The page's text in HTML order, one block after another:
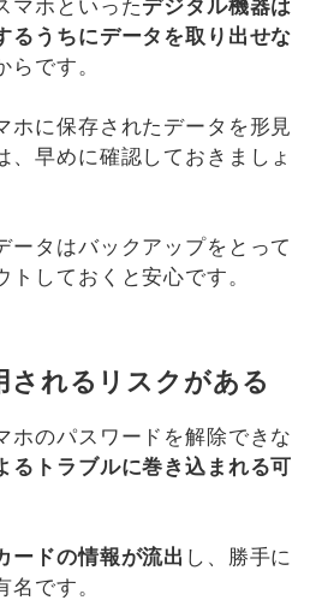
マホといったデジタル機器は
るうちにデータを取り出せな
らです。
ホに保存されたデータを形見
、早めに確認しておきましょ
ータはバックアップをとって
トしておくと安心です。
されるリスクがある
ホのパスワードを解除できな
るトラブルに巻き込まれる可
ードの情報が流出 し、勝手に
名です。